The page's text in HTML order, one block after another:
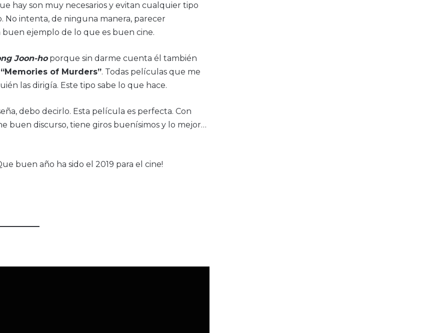
hay son muy necesarios y evitan cualquier tipo
No intenta, de ninguna manera, parecer
buen ejemplo de lo que es buen cine.
Joon-hoporque sin darme cuenta él también
“Memories of Murders”. Todas películas que me
las dirigía. Este tipo sabe lo que hace.
debo decirlo. Esta película es perfecta. Con
buen discurso, tiene giros buenísimos y lo mejor…
buen año ha sido el 2019 para el cine!